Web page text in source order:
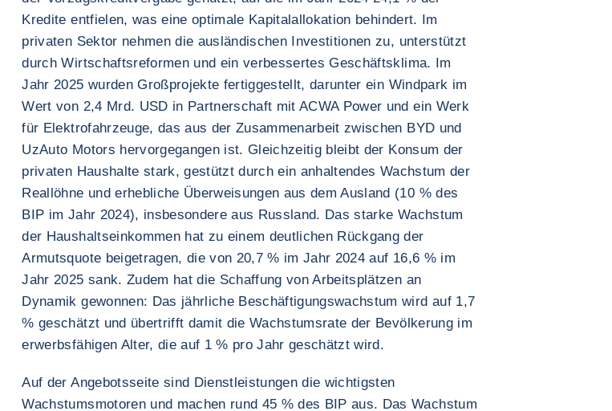
Kredite entfielen, was eine optimale Kapitalallokation behindert. Im
privaten Sektor nehmen die ausländischen Investitionen zu, unterstützt
durch Wirtschaftsreformen und ein verbessertes Geschäftsklima. Im
Jahr 2025 wurden Großprojekte fertiggestellt, darunter ein Windpark im
Wert von 2,4 Mrd. USD in Partnerschaft mit ACWA Power und ein Werk
für Elektrofahrzeuge, das aus der Zusammenarbeit zwischen BYD und
UzAuto Motors hervorgegangen ist. Gleichzeitig bleibt der Konsum der
privaten Haushalte stark, gestützt durch ein anhaltendes Wachstum der
Reallöhne und erhebliche Überweisungen aus dem Ausland (10 % des
BIP im Jahr 2024), insbesondere aus Russland. Das starke Wachstum
der Haushaltseinkommen hat zu einem deutlichen Rückgang der
Armutsquote beigetragen, die von 20,7 % im Jahr 2024 auf 16,6 % im
Jahr 2025 sank. Zudem hat die Schaffung von Arbeitsplätzen an
Dynamik gewonnen: Das jährliche Beschäftigungswachstum wird auf 1,7
% geschätzt und übertrifft damit die Wachstumsrate der Bevölkerung im
erwerbsfähigen Alter, die auf 1 % pro Jahr geschätzt wird.
Auf der Angebotsseite sind Dienstleistungen die wichtigsten
Wachstumsmotoren und machen rund 45 % des BIP aus. Das Wachstum